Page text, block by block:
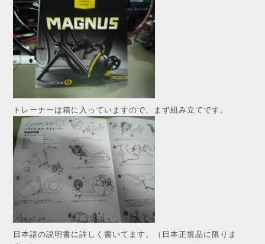
トレーナーは箱に入っていますので、まず組み立てです。
日本語の説明書に詳しく書いてます。（日本正規品に限りま